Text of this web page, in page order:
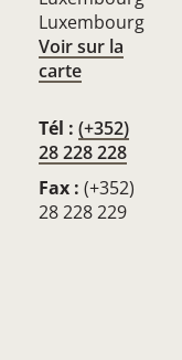
Luxembourg
Voir sur la
carte
Tél : (+352)
28 228 228
Fax : (+352)
28 228 229